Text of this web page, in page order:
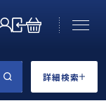
詳細検索